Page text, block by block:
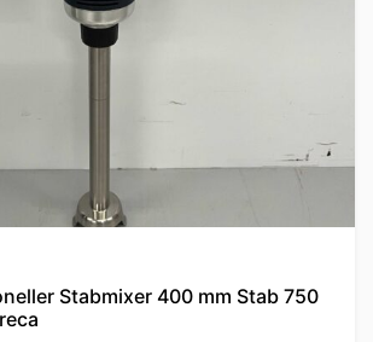
Stabmixer 400 mm Stab 750